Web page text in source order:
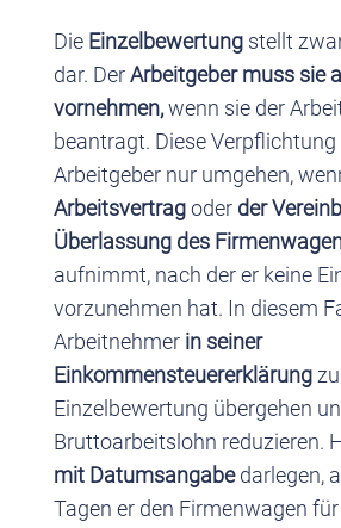
Die Einzelbewertungstellt
dar. DerArbeitgeber muss sie
vornehmen,wenn sie der
beantragt. Diese
Arbeitgeber nur umgehen,
Arbeitsvertragoder der
Überlassung des
aufnimmt, nach der er keine
vorzunehmen hat. In diesem
Arbeitnehmer in seiner
Einkommensteuererklärung
Einzelbewertung übergehen
Bruttoarbeitslohn reduzieren.
mit Datumsangabedarlegen,
Tagen er den Firmenwagen